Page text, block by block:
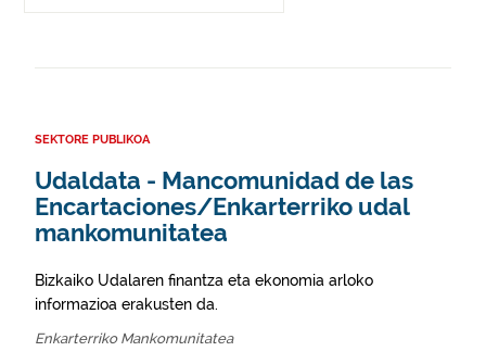
SEKTORE PUBLIKOA
Udaldata - Mancomunidad de las
Encartaciones/Enkarterriko udal
mankomunitatea
Bizkaiko Udalaren finantza eta ekonomia arloko
informazioa erakusten da.
Enkarterriko Mankomunitatea